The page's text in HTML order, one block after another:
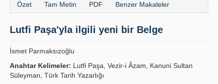
Hakkında
Dergi Kurulları
Yazım Kuralları
İlkeler
Özet Tam Metin PDF Benzer Makaleler
Lutfi Paşa'yla ilgili yeni bir Belge
İsmet Parmaksızoğlu
Anahtar Kelimeler: Lutfi Paşa, Vezir-i Âzam, Kanuni Sultan
Süleyman, Türk Tarih Yazarlığı